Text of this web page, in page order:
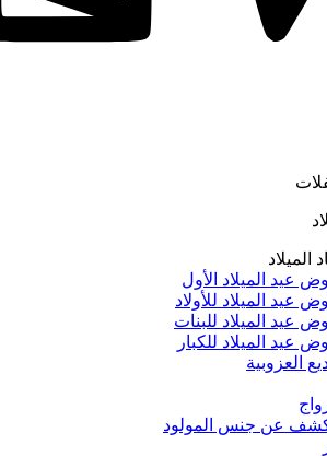
الميلاد
عيد الميلاد الأول
عيد الميلاد للأولاد
عيد الميلاد للبنات
عيد الميلاد للكبار
العزوبية
عن جنس المولود